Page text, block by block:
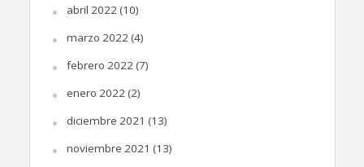
abril 2022(10)
marzo 2022(4)
febrero 2022(7)
enero 2022(2)
diciembre 2021 (13)
noviembre 2021 (13)